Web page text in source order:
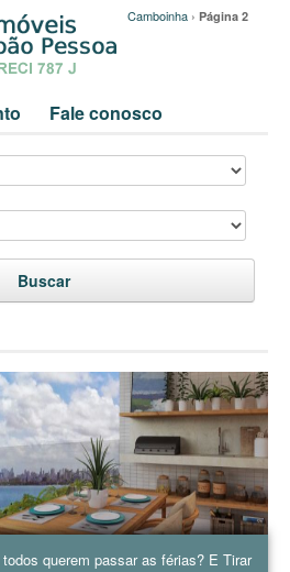
Camboinha › Página 2
Fale conosco
Buscar
querem passar as férias? E Tirar